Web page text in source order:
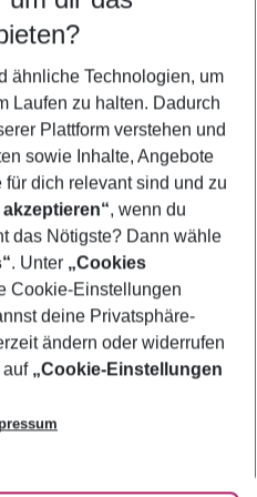
Nächte
anzeigen
ähnliche Technologien, um
Laufen zu halten. Dadurch
Plattform verstehen und
sowie Inhalte, Angebote
dich relevant sind und zu
akzeptieren“, wenn du
das Nötigste? Dann wähle
. Unter „Cookies
Cookie-Einstellungen
deine Privatsphäre-
ändern oder widerrufen
auf „Cookie-Einstellungen